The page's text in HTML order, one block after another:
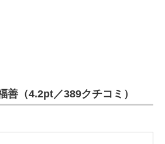
善（4.2pt／389クチコミ）